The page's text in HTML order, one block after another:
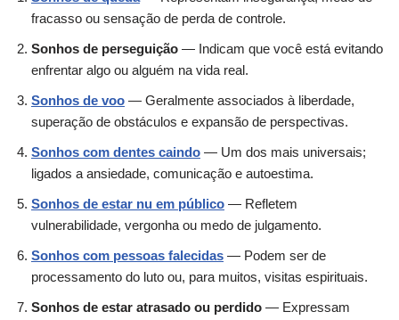
fracasso ou sensação de perda de controle.
Sonhos de perseguição — Indicam que você está evitando
enfrentar algo ou alguém na vida real.
Sonhos de voo — Geralmente associados à liberdade,
superação de obstáculos e expansão de perspectivas.
Sonhos com dentes caindo — Um dos mais universais;
ligados a ansiedade, comunicação e autoestima.
Sonhos de estar nu em público — Refletem
vulnerabilidade, vergonha ou medo de julgamento.
Sonhos com pessoas falecidas — Podem ser de
processamento do luto ou, para muitos, visitas espirituais.
Sonhos de estar atrasado ou perdido — Expressam